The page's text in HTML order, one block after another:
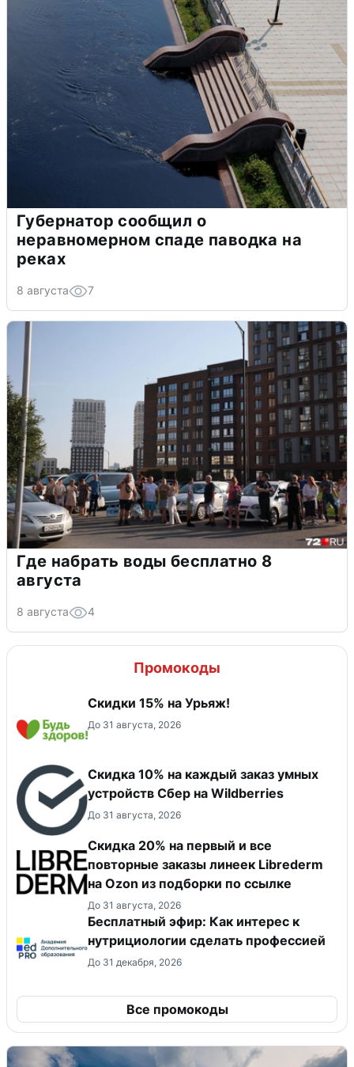
Губернатор сообщил о
неравномерном спаде паводка на
реках
8 августа 7
Где набрать воды бесплатно 8
августа
8 августа 4
Промокоды
Скидки 15% на Урьяж!
До 31 августа, 2026
Скидка 10% на каждый заказ умных
устройств Сбер на Wildberries
До 31 августа, 2026
Скидка 20% на первый и все
повторные заказы линеек Librederm
на Ozon из подборки по ссылке
До 31 августа, 2026
Бесплатный эфир: Как интерес к
нутрициологии сделать профессией
До 31 декабря, 2026
Все промокоды